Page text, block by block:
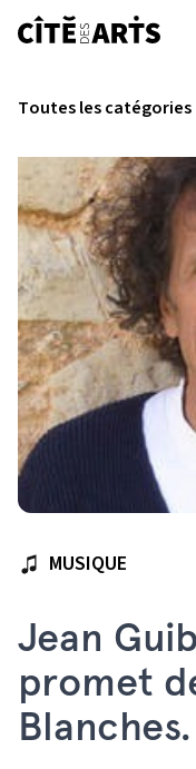
Toutes les catégories
MUSIQUE
Jean
promet
Blanches.